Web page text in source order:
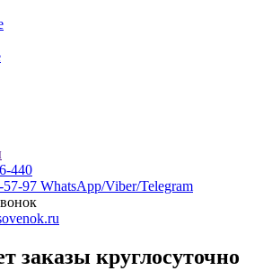
440
57-97 WhatsApp/Viber/Telegram
заказы круглосуточно